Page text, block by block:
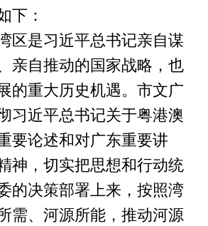
下：
区是习近平总书记亲自谋
亲自推动的国家战略，也
的重大历史机遇。市文广
习近平总书记关于粤港澳
要论述和对广东重要讲
神，切实把思想和行动统
的决策部署上来，按照湾
需、河源所能，推动河源